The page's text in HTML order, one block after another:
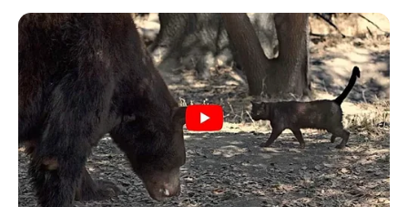
10 Pose Manekin Anti
Mainstream yang Konyol
Banget